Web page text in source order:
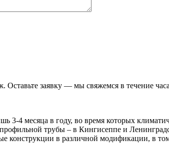
Оставьте заявку — мы свяжемся в течение
3-4 месяца в году, во время которых
трубы – в Кингисеппе и
конструкции в различной модификации, в